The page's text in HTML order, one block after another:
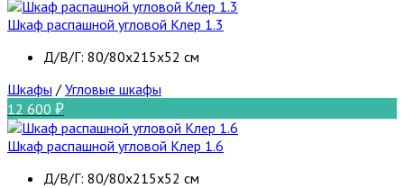
Шкаф распашной угловой Клер 1.3
Д/В/Г: 80/80х215х52 см
Шкафы / Угловые шкафы
12 600
Шкаф распашной угловой Клер 1.6
Д/В/Г: 80/80х215х52 см